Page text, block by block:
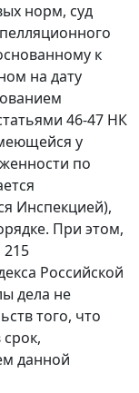
норм, суд
к
на дату
46-47 НК
у
по
Инспекцией),
При этом,
215
Российской
дела не
того, что
данной